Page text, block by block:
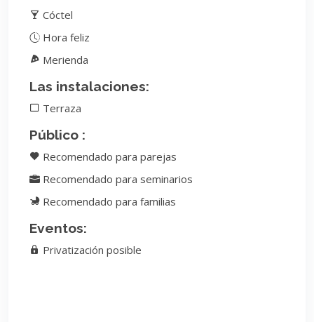
Cóctel
Hora feliz
Merienda
Las instalaciones:
Terraza
Público :
Recomendado para parejas
Recomendado para seminarios
Recomendado para familias
Eventos:
Privatización posible